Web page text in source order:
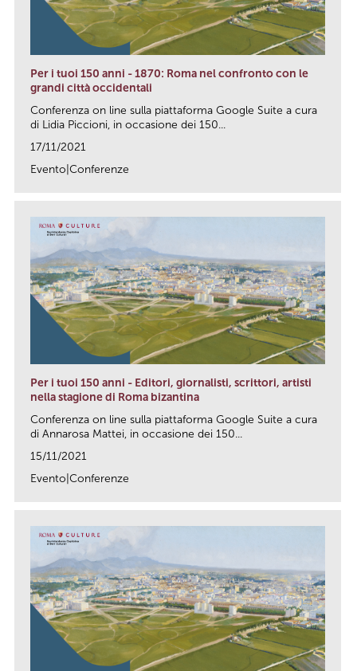
Per i tuoi 150 anni - 1870: Roma nel confronto con le
grandi città occidentali
Conferenza on line sulla piattaforma Google Suite a cura
di Lidia Piccioni, in occasione dei 150...
17/11/2021
Evento|Conferenze
Per i tuoi 150 anni - Editori, giornalisti, scrittori, artisti
nella stagione di Roma bizantina
Conferenza on line sulla piattaforma Google Suite a cura
di Annarosa Mattei, in occasione dei 150...
15/11/2021
Evento|Conferenze